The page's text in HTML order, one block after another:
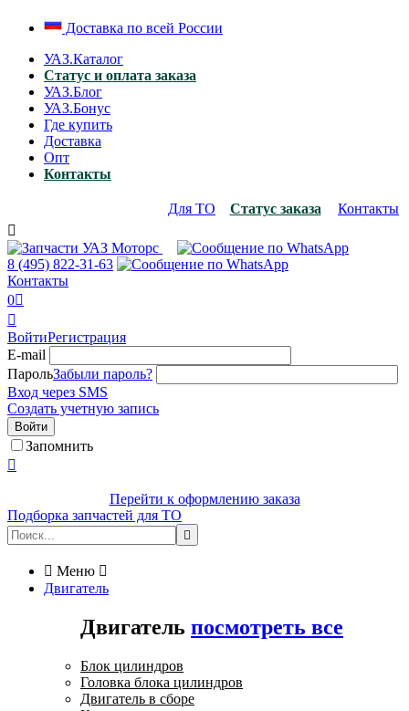
Доставка по всей России
УАЗ.Каталог
Статус и оплата заказа
УАЗ.Блог
УАЗ.Бонус
Где купить
Доставка
Опт
Контакты
Для ТО Статус заказа
Контакты

8 (495) 822-31-63
Контакты
0

ВойтиРегистрация
E-mail
ПарольЗабыли пароль?
Вход через SMS
Создать учетную запись
Войти
Запомнить

Перейти к оформлению заказа
Подборка запчастей для ТО

 Меню 
Двигатель
Двигатель посмотреть все
Блок цилиндров
Головка блока цилиндров
Двигатель в сборе